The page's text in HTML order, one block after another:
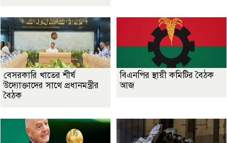
বেসরকারি খাতের শীর্ষ
উদ্যোক্তাদের সাথে প্রধানমন্ত্রীর
বৈঠক
বিএনপির স্থায়ী কমিটির বৈঠক
আজ